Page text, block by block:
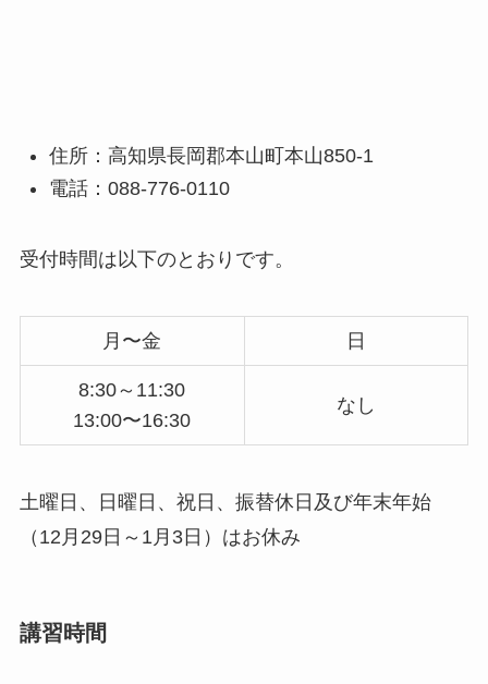
住所：高知県長岡郡本山町本山850-1
電話：088-776-0110
受付時間は以下のとおりです。
月〜金 日
8:30～11:30
13:00〜16:30
なし
土曜日、日曜日、祝日、振替休日及び年末年始
（12月29日～1月3日）はお休み
講習時間